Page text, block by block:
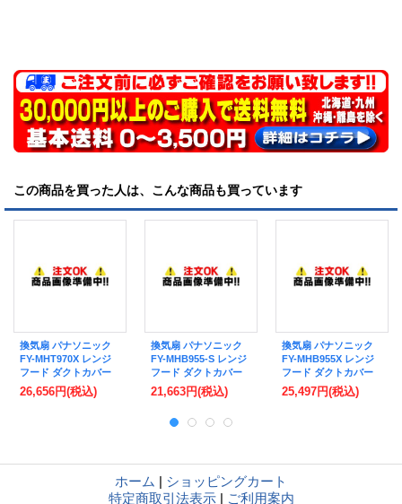
この商品を買った人は、こんな商品も買っています
換気扇 パナソニック
FY-MHT970X レンジ
フード ダクトカバー
(別売品) ステンレス製
センターフード♪
26,656円(税込)
換気扇 パナソニック
FY-MHB955-S レンジ
フード ダクトカバー
(別売品) 鋼板製 シル
バー塗装 サイドフー
21,663円(税込)
換気扇 パナソニック
FY-MHB955X レンジ
フード ダクトカバー
(別売品) ステンレス製
サイドフード♪
25,497円(税込)
ホーム | ショッピングカート
特定商取引法表示 | ご利用案内